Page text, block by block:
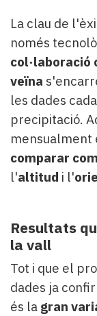
La clau de
només
col·laboració
veïna
les dades
precipitació.
mensualment
comparar
l'altitud i l'
Resultats
la vall
Tot i que el
dades ja
és la gran